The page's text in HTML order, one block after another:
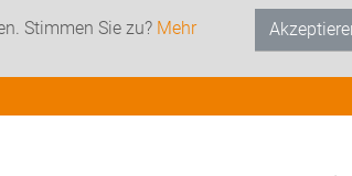
Stimmen Sie zu? Mehr